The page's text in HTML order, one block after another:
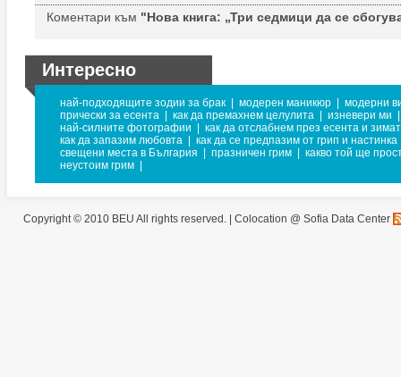
Коментари към "Нова книга: „Три седмици да се
Интересно
най-подходящите зодии за брак модерен маникюр
модерни
прически за есента
как да премахнем целулита изневери ми
най-силните фотографии
как да отслабнем през есента и
как да запазим любовта
как да се предпазим от грип и настинка
свещени места в България
празничен грим
какво той ще
неустоим грим
Copyright © 2010 BEU All rights reserved. | Colocation @ Sofia Data Center